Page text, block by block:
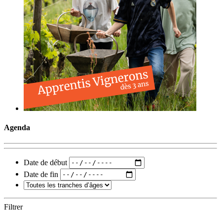
Agenda
Date de début
Date de fin
Filtrer